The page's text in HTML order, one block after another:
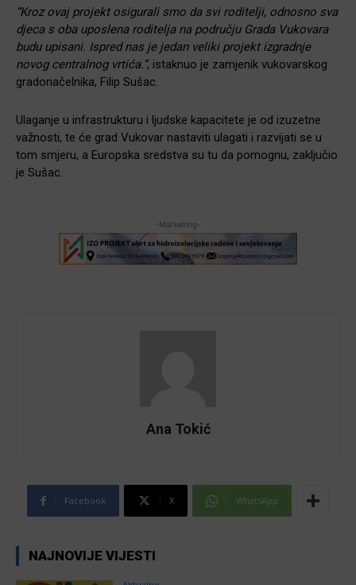
“Kroz ovaj projekt osigurali smo da svi roditelji, odnosno sva
djeca s oba uposlena roditelja na području Grada Vukovara
budu upisani. Ispred nas je jedan veliki projekt izgradnje
novog centralnog vrtića.”, istaknuo je zamjenik vukovarskog
gradonačelnika, Filip Sušac.
Ulaganje u infrastrukturu i ljudske kapacitete je od izuzetne
važnosti, te će grad Vukovar nastaviti ulagati i razvijati se u
tom smjeru, a Europska sredstva su tu da pomognu, zaključio
je Sušac.
-Marketing-
Ana Tokić
Facebook X WhatsApp
NAJNOVIJE VIJESTI